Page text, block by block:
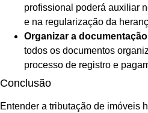
profissional poderá auxiliar
e na regularização da
Organizar a
todos os documentos
processo de registro e
Conclusão
Entender a tributação de imóveis